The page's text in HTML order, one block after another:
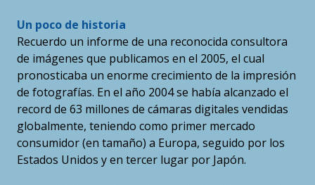
Un poco de historia
Recuerdo un informe de una reconocida consultora
de imágenes que publicamos en el 2005, el cual
pronosticaba un enorme crecimiento de la impresión
de fotografías. En el año 2004 se había alcanzado el
record de 63 millones de cámaras digitales vendidas
globalmente, teniendo como primer mercado
consumidor (en tamaño) a Europa, seguido por los
Estados Unidos y en tercer lugar por Japón.